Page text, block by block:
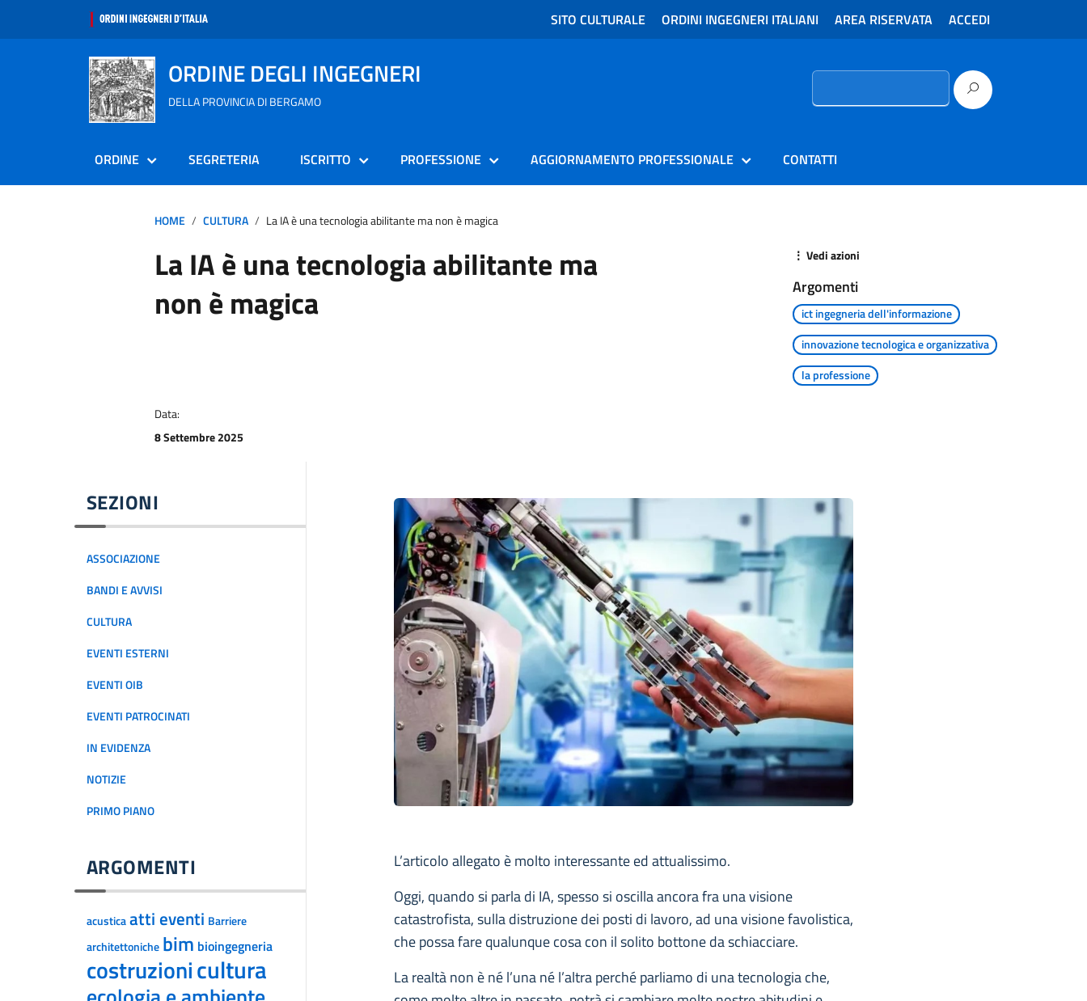
SITO CULTURALE ORDINI INGEGNERI ITALIANI AREA RISERVATA ACCEDI
ORDINE DEGLI INGEGNERI
DELLA PROVINCIA DI BERGAMO
Ricerca
ORDINE SEGRETERIA ISCRITTO PROFESSIONE AGGIORNAMENTO PROFESSIONALE CONTATTI
HOME CULTURA La IA è una tecnologia abilitante ma non è magica
La IA è una tecnologia abilitante ma
non è magica
⋮ Vedi azioni
Argomenti
ict ingegneria dell'informazione
innovazione tecnologica e organizzativa
la professione
Data:
8 Settembre 2025
SEZIONI
ASSOCIAZIONE
BANDI E AVVISI
CULTURA
EVENTI ESTERNI
EVENTI OIB
EVENTI PATROCINATI
IN EVIDENZA
NOTIZIE
PRIMO PIANO
ARGOMENTI
acusticaatti eventi Barriere
architettoniche bim bioingegneria
costruzionicultura
L’articolo allegato è molto interessante ed attualissimo.
Oggi, quando si parla di IA, spesso si oscilla ancora fra una visione
catastrofista, sulla distruzione dei posti di lavoro, ad una visione favolistica,
che possa fare qualunque cosa con il solito bottone da schiacciare.
La realtà non è né l’una né l’altra perché parliamo di una tecnologia che,